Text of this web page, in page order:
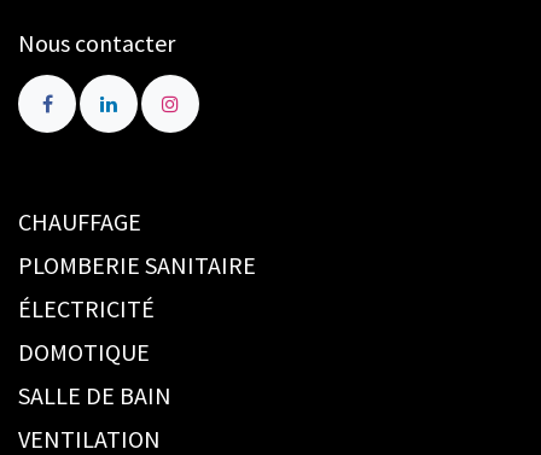
Nous contacter
CHAUFFAGE
PLOMBERIE SANITAIRE
ÉLECTRICITÉ
DOMOTIQUE
SALLE DE BAIN
VENTILATION